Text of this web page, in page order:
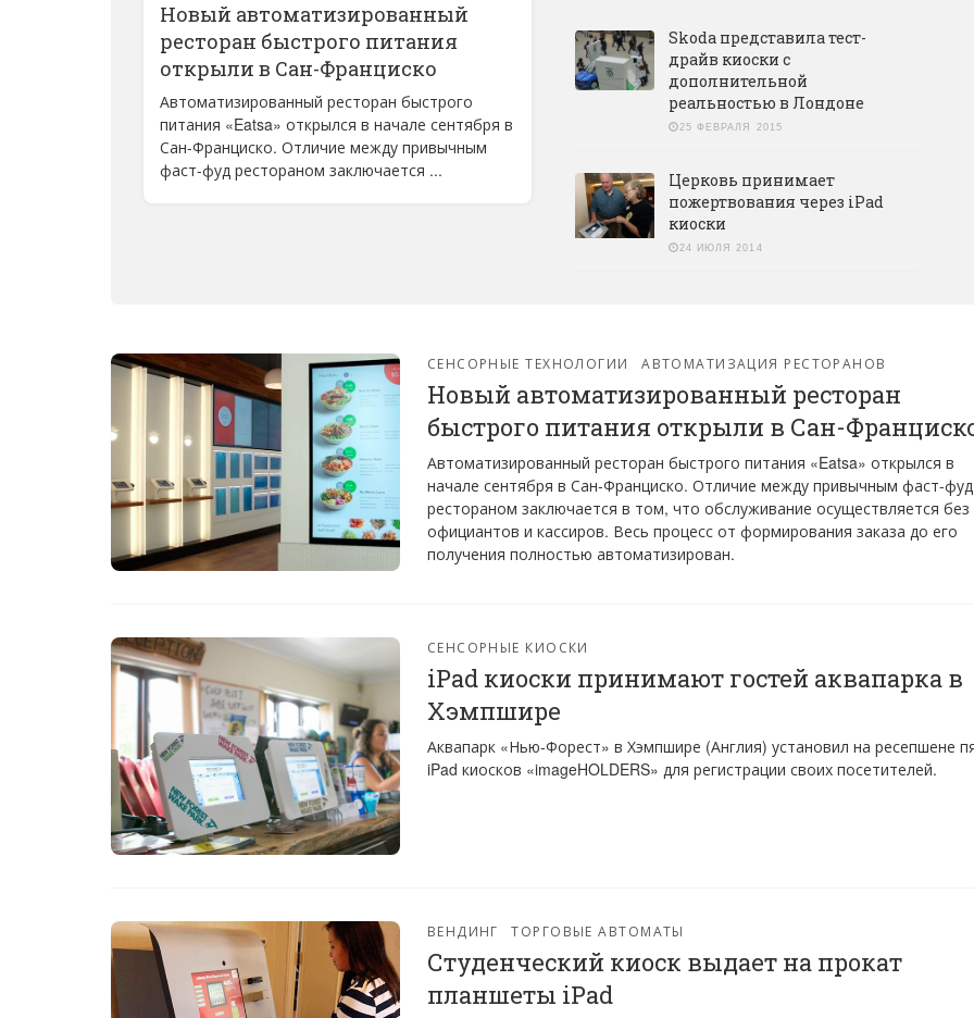
Новый автоматизированный
ресторан быстрого питания
открыли в Сан-Франциско
Автоматизированный ресторан быстрого
питания «Eatsa» открылся в начале сентября в
Сан-Франциско. Отличие между привычным
фаст-фуд рестораном заключается ...
Skoda представила тест-
драйв киоски с
дополнительной
реальностью в Лондоне
25 ФЕВРАЛЯ 2015
Церковь принимает
пожертвования через iPad
киоски
24 ИЮЛЯ 2014
СЕНСОРНЫЕ ТЕХНОЛОГИИ АВТОМАТИЗАЦИЯ РЕСТОРАНОВ
Новый автоматизированный ресторан
быстрого питания открыли в Сан-
Автоматизированный ресторан быстрого питания «Eatsa» открылся в
начале сентября в Сан-Франциско. Отличие между привычным фаст-фуд
рестораном заключается в том, что обслуживание осуществляется без
официантов и кассиров. Весь процесс от формирования заказа до его
получения полностью автоматизирован.
СЕНСОРНЫЕ КИОСКИ
iPad киоски принимают гостей аквапарка в
Хэмпшире
Аквапарк «Нью-Форест» в Хэмпшире (Англия) установил на ресепшене
iPad киосков «imageHOLDERS» для регистрации своих посетителей.
ВЕНДИНГ ТОРГОВЫЕ АВТОМАТЫ
Студенческий киоск выдает на прокат
планшеты iPad